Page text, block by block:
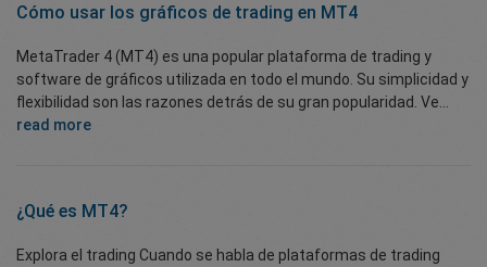
Cómo usar los gráficos de trading en MT4
MetaTrader 4 (MT4) es una popular plataforma de trading y
software de gráficos utilizada en todo el mundo. Su simplicidad y
flexibilidad son las razones detrás de su gran popularidad. Ve...
read more
¿Qué es MT4?
Explora el trading Cuando se habla de plataformas de trading